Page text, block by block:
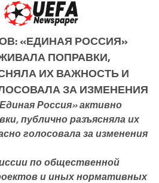
«ЕДИНАЯ РОССИЯ»
ПОПРАВКИ,
ИХ ВАЖНОСТЬ И
ЗА ИЗМЕНЕНИЯ
Россия» активно
публично разъясняла их
голосовала за изменения
по общественной
и иных нормативных